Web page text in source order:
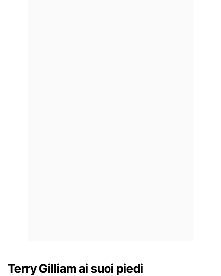
Terry Gilliam ai suoi piedi